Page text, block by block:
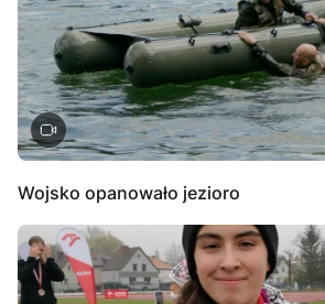
Wojsko opanowało jezioro